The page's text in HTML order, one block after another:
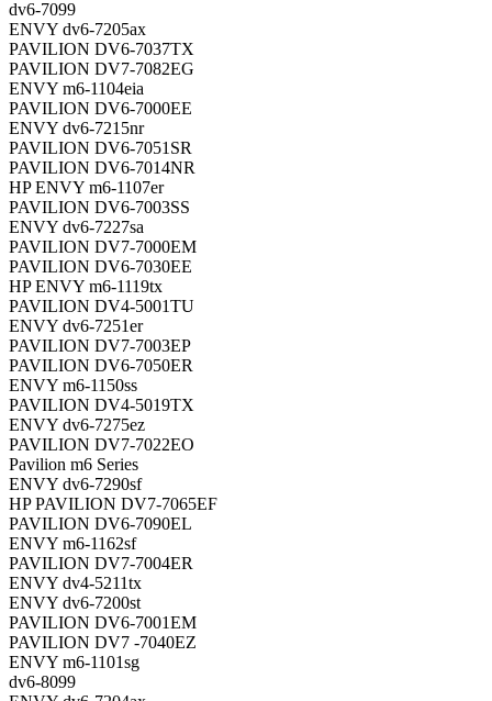
dv6-7099
ENVY dv6-7205ax
PAVILION DV6-7037TX
PAVILION DV7-7082EG
ENVY m6-1104eia
PAVILION DV6-7000EE
ENVY dv6-7215nr
PAVILION DV6-7051SR
PAVILION DV6-7014NR
HP ENVY m6-1107er
PAVILION DV6-7003SS
ENVY dv6-7227sa
PAVILION DV7-7000EM
PAVILION DV6-7030EE
HP ENVY m6-1119tx
PAVILION DV4-5001TU
ENVY dv6-7251er
PAVILION DV7-7003EP
PAVILION DV6-7050ER
ENVY m6-1150ss
PAVILION DV4-5019TX
ENVY dv6-7275ez
PAVILION DV7-7022EO
Pavilion m6 Series
ENVY dv6-7290sf
HP PAVILION DV7-7065EF
PAVILION DV6-7090EL
ENVY m6-1162sf
PAVILION DV7-7004ER
ENVY dv4-5211tx
ENVY dv6-7200st
PAVILION DV6-7001EM
PAVILION DV7 -7040EZ
ENVY m6-1101sg
dv6-8099